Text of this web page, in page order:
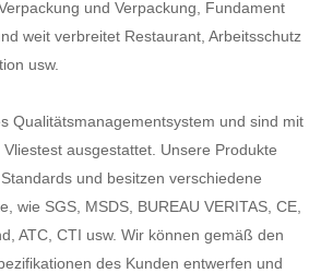
und Verpackung, Fundament
weit verbreitet Restaurant, Arbeitsschutz
usw.
Qualitätsmanagementsystem und sind mit
ausgestattet. Unsere Produkte
und besitzen verschiedene
wie SGS, MSDS, BUREAU VERITAS, CE,
ATC, CTI usw. Wir können gemäß den
des Kunden entwerfen und